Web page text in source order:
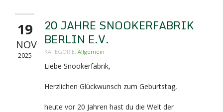
19
NOV
2025
20 JAHRE SNOOKERFABRIK
BERLIN E.V.
KATEGORIE: Allgemein
Liebe Snookerfabrik,
Herzlichen Glückwunsch zum Geburtstag,
heute vor 20 Jahren hast du die Welt der